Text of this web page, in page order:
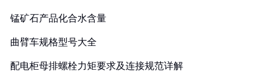
锰矿石产品化合水含量
曲臂车规格型号大全
配电柜母排螺栓力矩要求及连接规范详解